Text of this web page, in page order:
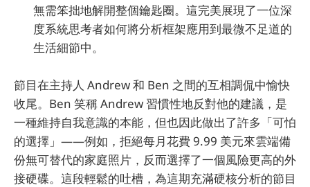
無需笨拙地解開整個鑰匙圈。這完美展現了一位深
度系統思考者如何將分析框架應用到最微不足道的
生活細節中。
節目在主持人 Andrew 和 Ben 之間的互相調侃中愉快
收尾。Ben 笑稱 Andrew 習慣性地反對他的建議，是
一種維持自我意識的本能，但也因此做出了許多「可怕
的選擇」——例如，拒絕每月花費 9.99 美元來雲端備
份無可替代的家庭照片，反而選擇了一個風險更高的外
接硬碟。這段輕鬆的吐槽，為這期充滿硬核分析的節目